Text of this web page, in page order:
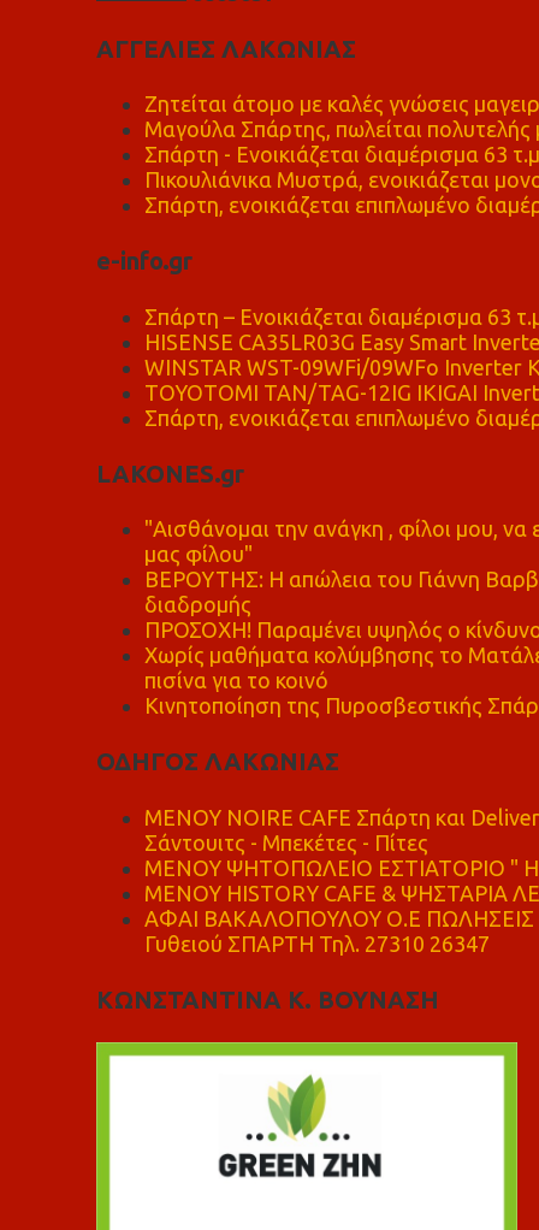
ΑΓΓΕΛΙΕΣ ΛΑΚΩΝΙΑΣ
Ζητείται άτομο με καλές γνώσεις
Μαγούλα Σπάρτης, πωλείται πολυτελής
Σπάρτη - Ενοικιάζεται διαμέρισμα 63 τ.μ
Πικουλιάνικα Μυστρά, ενοικιάζεται
Σπάρτη, ενοικιάζεται επιπλωμένο
e-info.gr
Σπάρτη – Ενοικιάζεται διαμέρισμα 63
HISENSE CA35LR03G Easy Smart
WINSTAR WST-09WFi/09WFo Inverter
TOYOTOMI TAN/TAG-12IG IKIGAI
Σπάρτη, ενοικιάζεται επιπλωμένο
LAKONES.gr
"Αισθάνομαι την ανάγκη , φίλοι μου,
μας φίλου"
ΒΕΡΟΥΤΗΣ: Η απώλεια του Γιάννη
διαδρομής
ΠΡΟΣΟΧΗ! Παραμένει υψηλός ο
Χωρίς μαθήματα κολύμβησης το
πισίνα για το κοινό
Κινητοποίηση της Πυροσβεστικής
ΟΔΗΓΟΣ ΛΑΚΩΝΙΑΣ
MENOY NOIRE CAFE Σπάρτη και
Σάντουιτς - Μπεκέτες - Πίτες
ΜΕΝΟΥ ΨΗΤΟΠΩΛΕΙΟ ΕΣΤΙΑΤΟΡΙΟ "
ΜΕΝΟΥ HISTORY CAFE & ΨΗΣΤΑΡΙΑ
ΑΦΑΙ ΒΑΚΑΛΟΠΟΥΛΟΥ Ο.Ε ΠΩΛΗΣΕΙΣ
Γυθειού ΣΠΑΡΤΗ Τηλ. 27310 26347
ΚΩΝΣΤΑΝΤΙΝΑ Κ. ΒΟΥΝΑΣΗ